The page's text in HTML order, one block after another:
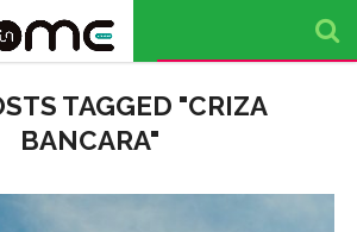
TAGGED "CRIZA
BANCARA"